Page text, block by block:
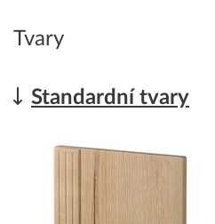
Tvary
Standardní tvary